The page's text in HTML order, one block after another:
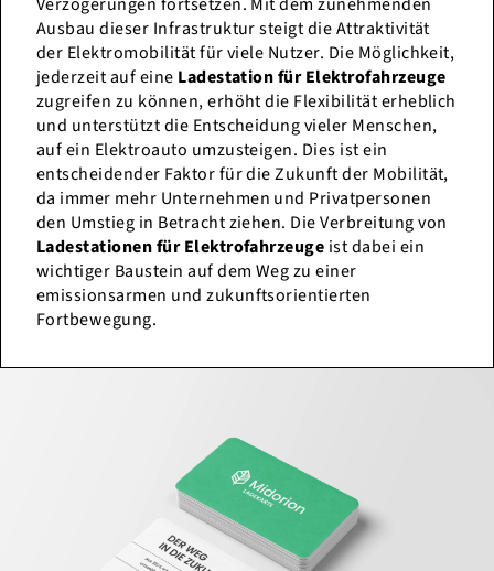
Ausbau dieser Infrastruktur steigt die Attraktivität
der Elektromobilität für viele Nutzer. Die Möglichkeit,
jederzeit auf eine Ladestation für Elektrofahrzeuge
zugreifen zu können, erhöht die Flexibilität erheblich
und unterstützt die Entscheidung vieler Menschen,
auf ein Elektroauto umzusteigen. Dies ist ein
entscheidender Faktor für die Zukunft der Mobilität,
da immer mehr Unternehmen und Privatpersonen
den Umstieg in Betracht ziehen. Die Verbreitung von
Ladestationen für Elektrofahrzeuge ist dabei ein
wichtiger Baustein auf dem Weg zu einer
emissionsarmen und zukunftsorientierten
Fortbewegung.